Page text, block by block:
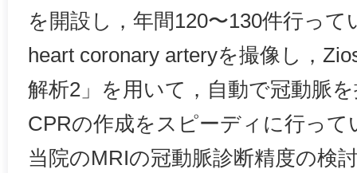
を開設し，年間120〜130件行って
heart coronary arteryを撮像し，
解析2」を用いて，自動で冠動脈
CPRの作成をスピーディに行って
当院のMRIの冠動脈診断精度の検